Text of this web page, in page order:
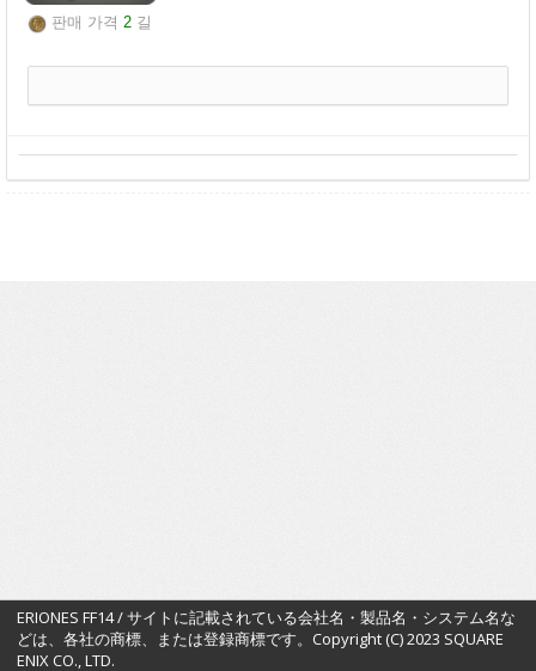
판매 가격 2 길
ERIONES FF14 / サイトに記載されている会社名・製品名・システム名な
どは、各社の商標、または登録商標です。Copyright (C) 2023 SQUARE
ENIX CO., LTD.